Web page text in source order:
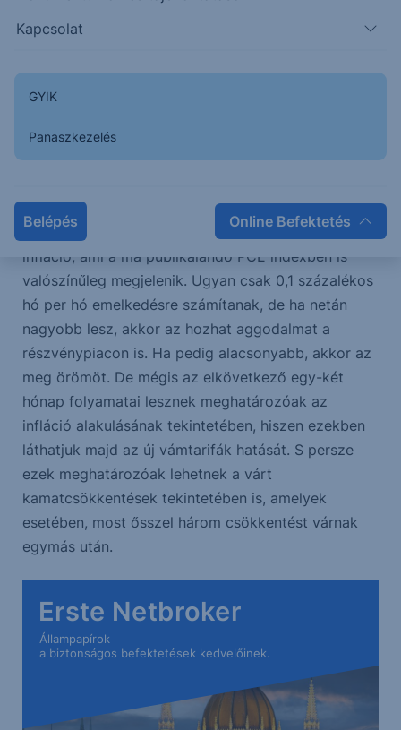
Kapcsolat
GYIK
Panaszkezelés
Belépés Online Befektetés
a 2020-as COVID19 idején volt, amikor a 2020.
láthattunk újra soha nem látott értéket az indexben.
Egyesek szerint valójában még az iráni-izraeli
konfliktus is a mesterséges intelligencia (MI)
továbbra is veszik az MI és tech cégeket. Pedig
kockázatok vannak továbbra is. Ilyen például az
infláció, ami a ma publikálandó PCE indexben is
valószínűleg megjelenik. Ugyan csak 0,1 százalékos
hó per hó emelkedésre számítanak, de ha netán
nagyobb lesz, akkor az hozhat aggodalmat a
részvénypiacon is. Ha pedig alacsonyabb, akkor az
meg örömöt. De mégis az elkövetkező egy-két
hónap folyamatai lesznek meghatározóak az
infláció alakulásának tekintetében, hiszen ezekben
láthatjuk majd az új vámtarifák hatását. S persze
ezek meghatározóak lehetnek a várt
kamatcsökkentések tekintetében is, amelyek
esetében, most ősszel három csökkentést várnak
egymás után.
Erste Netbroker
Állampapírok
a biztonságos befektetések kedvelőinek.